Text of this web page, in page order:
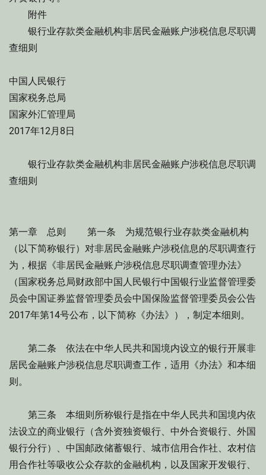
附件
银行业存款类金融机构非居民金融账户涉税信息尽职调
查细则
中国人民银行
国家税务总局
国家外汇管理局
2017年12月8日
银行业存款类金融机构非居民金融账户涉税信息尽职调
查细则
第一章 总则 第一条 为规范银行业存款类金融机构
（以下简称银行）对非居民金融账户涉税信息的尽职调查行
为，根据《非居民金融账户涉税信息尽职调查管理办法》
（国家税务总局财政部中国人民银行中国银行业监督管理委
员会中国证券监督管理委员会中国保险监督管理委员会公告
2017年第14号公布，以下简称《办法》），制定本细则。
第二条 依法在中华人民共和国境内设立的银行开展非
居民金融账户涉税信息尽职调查工作，适用《办法》和本细
则。
第三条 本细则所称银行是指在中华人民共和国境内依
法设立的商业银行（含外资独资银行、中外合资银行、外国
银行分行）、中国邮政储蓄银行、城市信用合作社、农村信
用合作社等吸收公众存款的金融机构，以及国家开发银行、